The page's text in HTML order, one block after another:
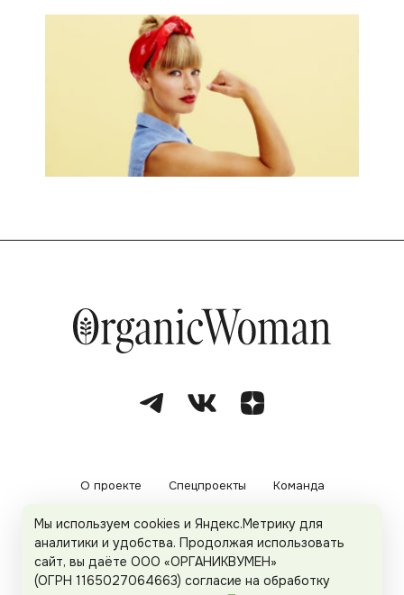
О проекте Спецпроекты Команда
Рекламодателям Политика конфиденциальности
Пользовательское соглашение
Мы используем cookies и Яндекс.Метрику для
аналитики и удобства. Продолжая использовать
сайт, вы даёте ООО «ОРГАНИКВУМЕН»
(ОГРН 1165027064663) согласие на обработку